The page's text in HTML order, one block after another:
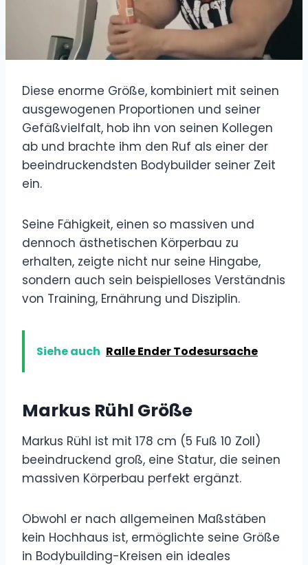
Diese enorme Größe, kombiniert mit seinen
ausgewogenen Proportionen und seiner
Gefäßvielfalt, hob ihn von seinen Kollegen
ab und brachte ihm den Ruf als einer der
beeindruckendsten Bodybuilder seiner Zeit
ein.
Seine Fähigkeit, einen so massiven und
dennoch ästhetischen Körperbau zu
erhalten, zeigte nicht nur seine Hingabe,
sondern auch sein beispielloses Verständnis
von Training, Ernährung und Disziplin.
Siehe auch Ralle Ender Todesursache
Markus Rühl Größe
Markus Rühl ist mit 178 cm (5 Fuß 10 Zoll)
beeindruckend groß, eine Statur, die seinen
massiven Körperbau perfekt ergänzt.
Obwohl er nach allgemeinen Maßstäben
kein Hochhaus ist, ermöglichte seine Größe
in Bodybuilding-Kreisen ein ideales